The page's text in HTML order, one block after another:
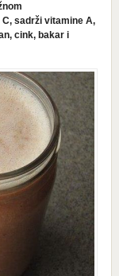
sadrži vitamine A,
cink, bakar i